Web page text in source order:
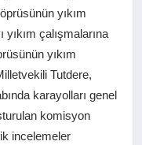
yıkım
yıkım çalışmalarına
yıkım
Tutdere,
karayolları genel
komisyon
incelemeler